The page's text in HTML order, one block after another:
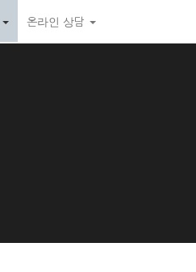
온라인 상담